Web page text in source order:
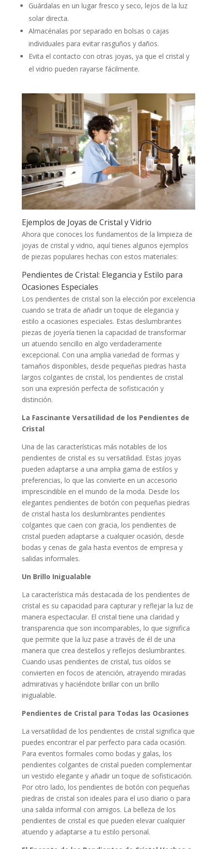
Guárdalas en un lugar fresco y seco, lejos de la luz
solar directa.
Almacénalas por separado en bolsas o cajas
individuales para evitar rasguños y daños.
Evita el contacto con otras joyas, ya que el cristal y
el vidrio pueden rayarse fácilmente.
Ejemplos de Joyas de Cristal y Vidrio
Ahora que conoces los fundamentos de la limpieza de
joyas de cristal y vidrio, aquí tienes algunos ejemplos
de piezas populares hechas con estos materiales:
Pendientes de Cristal: Elegancia y Estilo para
Ocasiones Especiales
Los pendientes de cristal son la elección por excelencia
cuando se trata de añadir un toque de elegancia y
estilo a ocasiones especiales. Estas deslumbrantes
piezas de joyería tienen la capacidad de transformar
un atuendo sencillo en algo verdaderamente
excepcional. Con una amplia variedad de formas y
tamaños disponibles, desde pequeñas piedras hasta
largos colgantes de cristal, los pendientes de cristal
son una expresión perfecta de sofisticación y
distinción.
La Fascinante Versatilidad de los Pendientes de
Cristal
Una de las características más notables de los
pendientes de cristal es su versatilidad. Estas joyas
pueden adaptarse a una amplia gama de estilos y
preferencias, lo que las convierte en un accesorio
imprescindible en el mundo de la moda. Desde los
elegantes pendientes de botón con pequeñas piedras
de cristal hasta los deslumbrantes pendientes
colgantes que caen con gracia, los pendientes de
cristal pueden adaptarse a cualquier ocasión, desde
bodas y cenas de gala hasta eventos de empresa y
salidas informales.
Un Brillo Inigualable
La característica más destacada de los pendientes de
cristal es su capacidad para capturar y reflejar la luz de
manera espectacular. El cristal tiene una claridad y
transparencia que son incomparables, lo que significa
que permite que la luz pase a través de él de una
manera que crea destellos y reflejos deslumbrantes.
Cuando usas pendientes de cristal, tus oídos se
convierten en focos de atención, atrayendo miradas
admirativas y haciéndote brillar con un brillo
inigualable.
Pendientes de Cristal para Todas las Ocasiones
La versatilidad de los pendientes de cristal significa que
puedes encontrar el par perfecto para cada ocasión.
Para eventos formales como bodas y galas, los
pendientes colgantes de cristal pueden complementar
un vestido elegante y añadir un toque de sofisticación.
Por otro lado, los pendientes de botón con pequeñas
piedras de cristal son ideales para el uso diario o para
una salida informal con amigos. La belleza de los
pendientes de cristal es que pueden elevar cualquier
atuendo y adaptarse a tu estilo personal.